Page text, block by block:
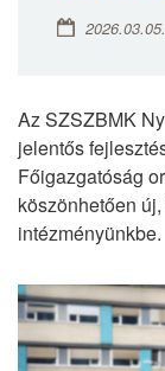
2026.03.05.
Az SZSZBMK
jelentős
Főigazgatóság
köszönhetően
intézményünkbe.